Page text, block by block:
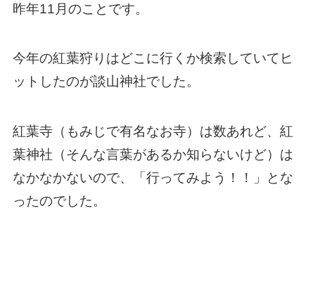
昨年11月のことです。
今年の紅葉狩りはどこに行くか検索していてヒ
ットしたのが談山神社でした。
紅葉寺（もみじで有名なお寺）は数あれど、紅
葉神社（そんな言葉があるか知らないけど）は
なかなかないので、「行ってみよう！！」とな
ったのでした。